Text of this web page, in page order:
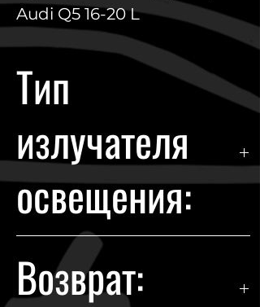
Audi Q5 16-20 L
Тип
излучателя
освещения:
Возврат: